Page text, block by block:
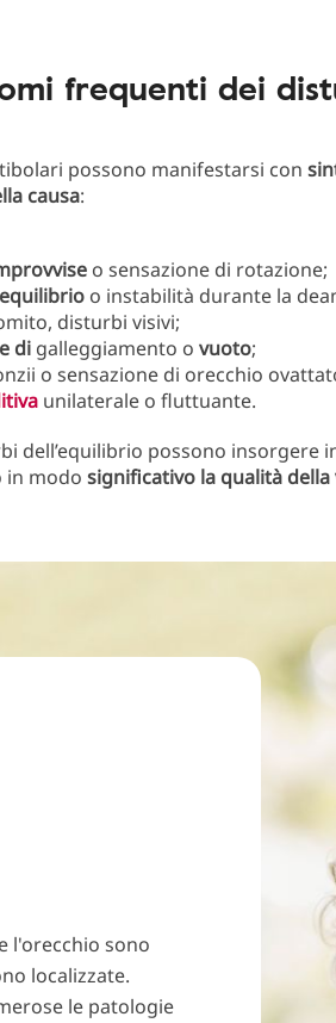
frequenti dei
possono manifestarsi con
causa:
o sensazione di rotazione;
o instabilità durante la
disturbi visivi;
di galleggiamento o vuoto;
o sensazione di orecchio
unilaterale o fluttuante.
dell’equilibrio possono insorgere
in modo significativo la qualità della
l'orecchio sono
localizzate.
le patologie